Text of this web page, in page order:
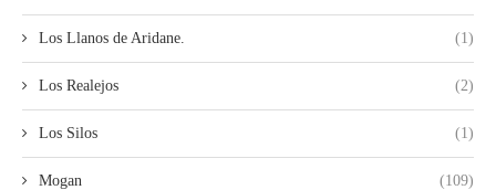
Los Llanos de Aridane. (1)
Los Realejos (2)
Los Silos (1)
Mogan (109)